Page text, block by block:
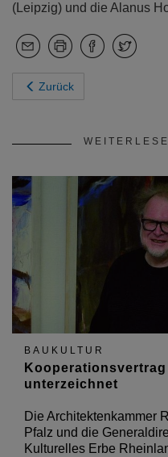
(Leipzig) und die Alanus
Zurück
BAUKULTUR
Kooperationsvertrag
unterzeichnet
Die Architektenkammer
Pfalz und die
Kulturelles Erbe